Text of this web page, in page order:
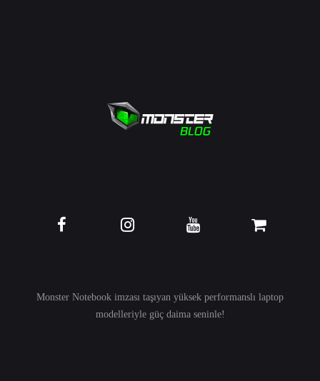
Monster Notebook imzası taşıyan yüksek performanslı laptop
modelleriyle güç daima seninle!